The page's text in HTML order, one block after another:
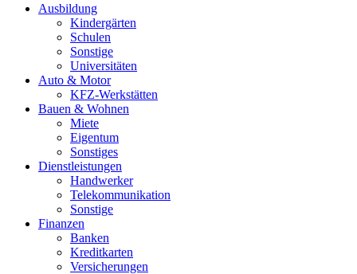
Ausbildung
Kindergärten
Schulen
Sonstige
Universitäten
Auto & Motor
KFZ-Werkstätten
Bauen & Wohnen
Miete
Eigentum
Sonstiges
Dienstleistungen
Handwerker
Telekommunikation
Sonstige
Finanzen
Banken
Kreditkarten
Versicherungen